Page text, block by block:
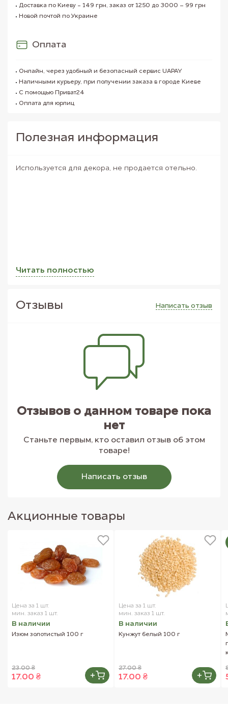
Доставка по Киеву - 149 грн, заказ от 1250 до 3000 – 99 грн
Новой почтой по Украине
Оплата
Онлайн, через удобный и безопасный сервис UAPAY
Наличными курьеру, при получении заказа в городе Киеве
С помощью Приват24
Оплата для юрлиц
Полезная информация
Читать полностью
Используется для декора, не продается отельно.
Отзывы Написать отзыв
Отзывов о данном товаре пока
нет
Станьте первым, кто оставил отзыв об этом
товаре!
Написать отзыв
Акционные товары
Цена за 1 шт.
мин. заказ 1 шт.
В наличии
Изюм золотистый 100 г
23.00 ₴
17.00 ₴
Цена за 1 шт.
мин. заказ 1 шт.
В наличии
Кунжут белый 100 г
27.00 ₴
17.00 ₴